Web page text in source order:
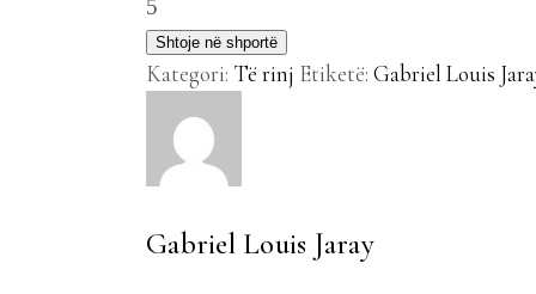
Shtoje në shportë
Kategori: Të rinj Etiketë: Gabriel Louis
Gabriel Louis Jaray